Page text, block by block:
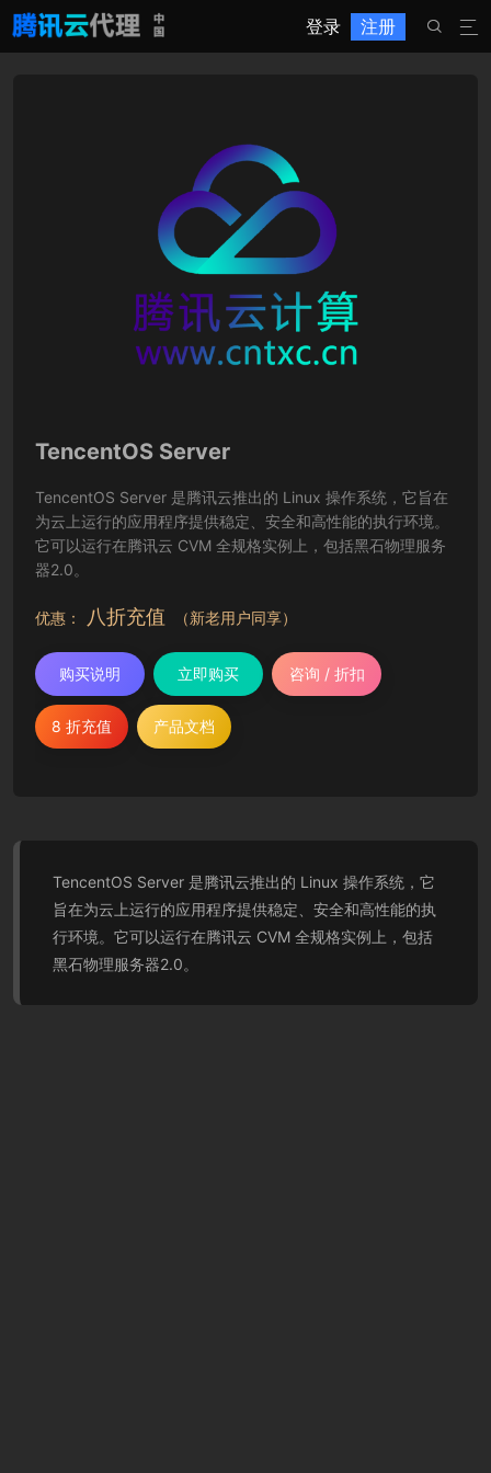
登录 注册 

TencentOS Server
TencentOS Server 是腾讯云推出的 Linux 操作系统，它旨在
为云上运行的应用程序提供稳定、安全和高性能的执行环境。
它可以运行在腾讯云 CVM 全规格实例上，包括黑石物理服务
器2.0。
优惠： 八折充值 （新老用户同享）
购买说明 立即购买 咨询 / 折扣
8 折充值 产品文档
TencentOS Server 是腾讯云推出的 Linux 操作系统，它
旨在为云上运行的应用程序提供稳定、安全和高性能的执
行环境。它可以运行在腾讯云 CVM 全规格实例上，包括
黑石物理服务器2.0。